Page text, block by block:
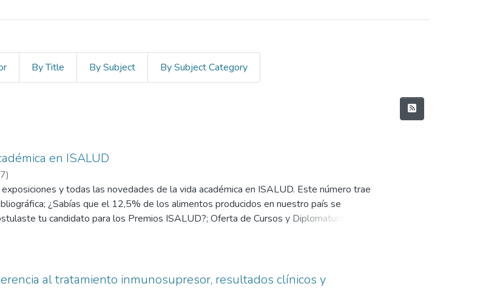
By Title By Subject By Subject Category
en ISALUD
)
y todas las novedades de la vida académica en ISALUD. Este número trae
¿Sabías que el 12,5% de los alimentos producidos en nuestro país se
tu candidato para los Premios ISALUD?; Oferta de Cursos y Diplomaturas;
Premio al Fortalecimiento de la Seguridad Social en Salud “Eugenio Zanarini”;
y desarrollo profesional en el sector alimentario”; Espacio de Arte: Café
2022. al tratamiento inmunosupresor, resultados clínicos y